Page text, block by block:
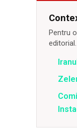
Pentru
editorial.